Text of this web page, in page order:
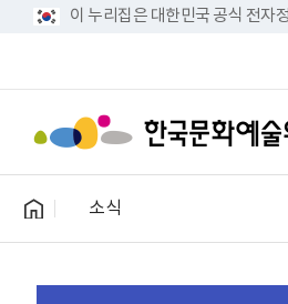
이 누리집은 대한민국 공식 전자
소식